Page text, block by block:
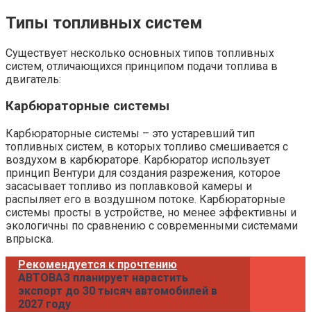
Типы топливных систем
Существует несколько основных типов топливных
систем‚ отличающихся принципом подачи топлива в
двигатель:
Карбюраторные системы
Карбюраторные системы – это устаревший тип
топливных систем‚ в которых топливо смешивается с
воздухом в карбюраторе. Карбюратор использует
принцип Вентури для создания разрежения‚ которое
засасывает топливо из поплавковой камеры и
распыляет его в воздушном потоке. Карбюраторные
системы просты в устройстве‚ но менее эффективны и
экологичны по сравнению с современными системами
впрыска.
Рекомендуется к прочтению
АВТОВАЗ планирует нарастить
экспорт до 30 тысяч автомобилей в
2027 году